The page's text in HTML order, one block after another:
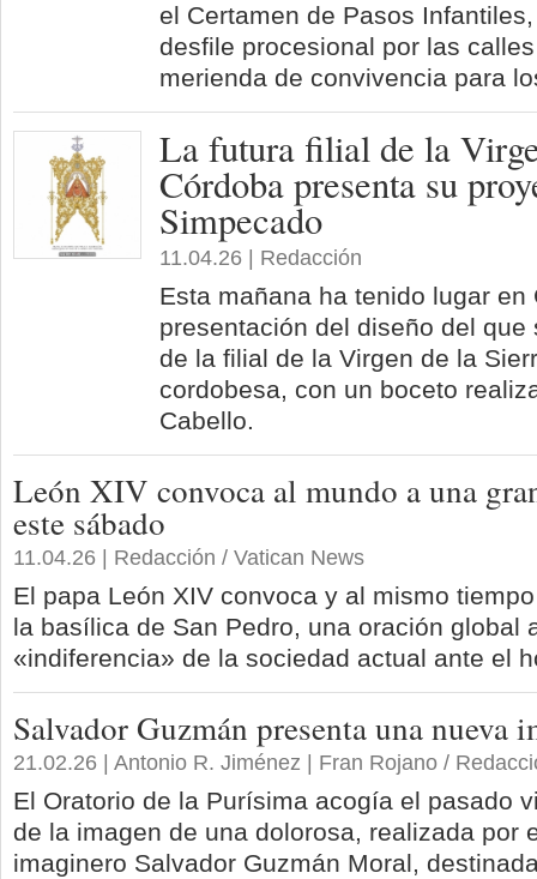
el Certamen de Pasos
desfile procesional por las
merienda de convivencia para
La futura filial de la
Córdoba presenta su
Simpecado
11.04.26 | Redacción
Esta mañana ha tenido lugar en
presentación del diseño del que
de la filial de la Virgen de la
cordobesa, con un boceto
Cabello.
León XIV convoca al mundo a una
este sábado
11.04.26 | Redacción / Vatican News
El papa León XIV convoca y al mismo
la basílica de San Pedro, una oración global
«indiferencia» de la sociedad actual ante el
Salvador Guzmán presenta una nueva
21.02.26 | Antonio R. Jiménez | Fran Rojano /
El Oratorio de la Purísima acogía el pasado
de la imagen de una dolorosa, realizada por
imaginero Salvador Guzmán Moral,